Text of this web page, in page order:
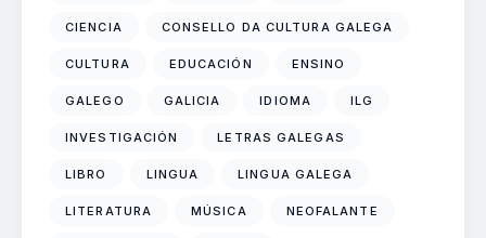
CIENCIA CONSELLO DA CULTURA GALEGA
CULTURA EDUCACIÓN ENSINO
GALEGO GALICIA IDIOMA ILG
INVESTIGACIÓN LETRAS GALEGAS
LIBRO LINGUA LINGUA GALEGA
LITERATURA MÚSICA NEOFALANTE